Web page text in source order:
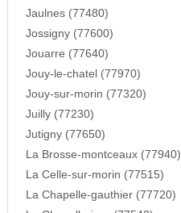
Jaulnes (77480)
Jossigny (77600)
Jouarre (77640)
Jouy-le-chatel (77970)
Jouy-sur-morin (77320)
Juilly (77230)
Jutigny (77650)
La Brosse-montceaux (77940)
La Celle-sur-morin (77515)
La Chapelle-gauthier (77720)